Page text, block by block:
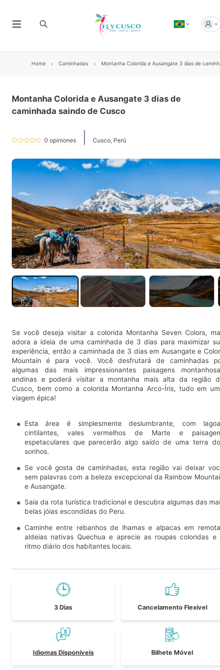
Home Caminhadas Montanha Colorida e Ausangate 3 dias de
Montanha Colorida e Ausangate 3 dias de
caminhada saindo de Cusco
0 opiniones Cusco, Perú
Se você deseja visitar a colorida Montanha Seven Colors,
adora a ideia de uma caminhada de 3 dias para maximizar
experiência, então a caminhada de 3 dias em Ausangate e
Mountain é para você. Você desfrutará de caminhadas
algumas das mais impressionantes paisagens
andinas e poderá visitar a montanha mais alta da região
Cusco, bem como a colorida Montanha Arco-Íris, tudo em
viagem épica!
Esta área é simplesmente deslumbrante, com
cintilantes, vales vermelhos de Marte e
espetaculares que parecerão algo saído de uma terra
sonhos.
Se você gosta de caminhadas, esta região vai deixar
sem palavras com a beleza excepcional da Rainbow
e Ausangate.
Saia da rota turística tradicional e descubra algumas das
belas jóias escondidas do Peru.
Caminhe entre rebanhos de lhamas e alpacas em
aldeias nativas Quechua e aprecie as roupas coloridas e
ritmo diário dos habitantes locais.
3 Dias Cancelamento Flexível
Idiomas Disponíveis Bilhete Móvel